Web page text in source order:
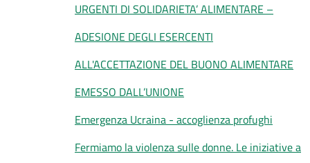
URGENTI DI SOLIDARIETA’ ALIMENTARE –
ADESIONE DEGLI ESERCENTI
ALL'ACCETTAZIONE DEL BUONO ALIMENTARE
EMESSO DALL’UNIONE
Emergenza Ucraina - accoglienza profughi
Fermiamo la violenza sulle donne. Le iniziative a